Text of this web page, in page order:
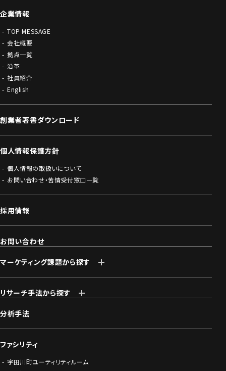
企業情報
TOP MESSAGE
会社概要
拠点一覧
沿革
社員紹介
English
創業者著書ダウンロード
個人情報保護方針
個人情報の取扱いについて
お問い合わせ・苦情受付窓口一覧
採用情報
お問い合わせ
マーケティング課題から探す
リサーチ手法から探す
分析手法
ファシリティ
宇田川町ユーティリティルーム